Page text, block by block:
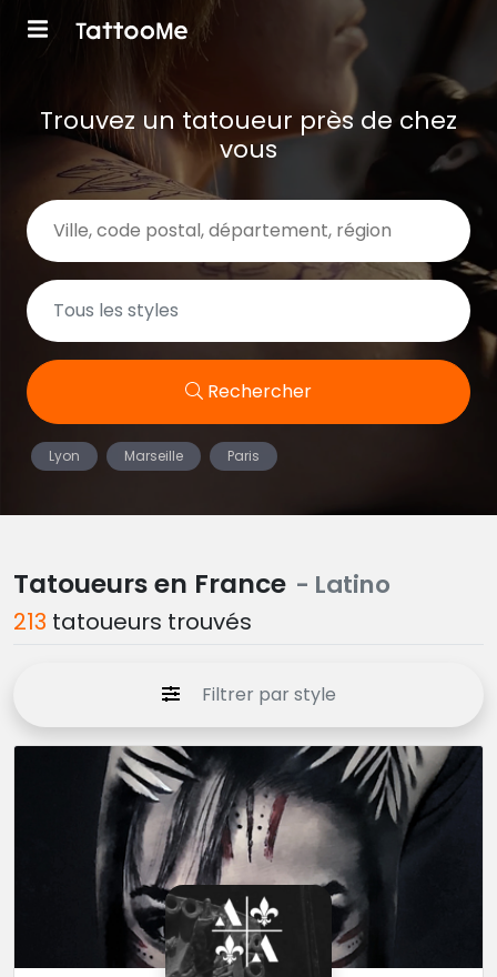
Trouvez un tatoueur près de chez
vous
Rechercher
Lyon Marseille Paris
Tatoueurs en France - Latino
213 tatoueurs trouvés
Filtrer par style